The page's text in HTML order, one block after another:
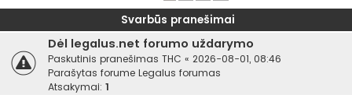
Svarbūs pranešimai
Dėl legalus.net forumo uždarymo
Paskutinis pranešimas THC « 2026-08-01, 08:46
Parašytas forume Legalus forumas
Atsakymai: 1